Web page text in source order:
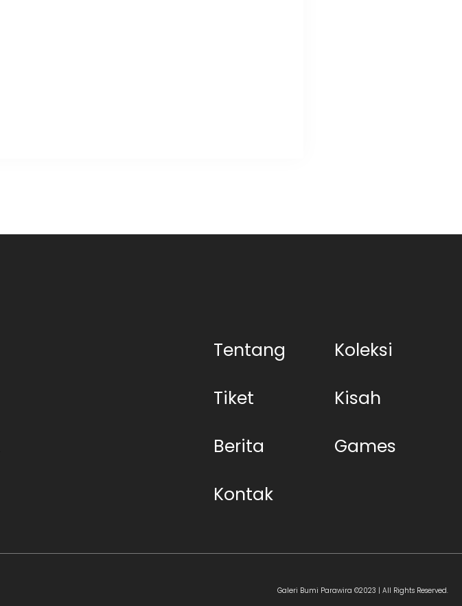
Tentang
Koleksi
Tiket
Kisah
Berita
Games
Kontak
Galeri Bumi Parawira ©2023 | All Rights Reserved.